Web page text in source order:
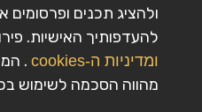
כל הזכויות שמורות לדיפלומט © 2020
ולהציג תכנים
להעדפותיך האישיות.
ומדיניות ה-cookies
.
מהווה הסכמה לשימוש